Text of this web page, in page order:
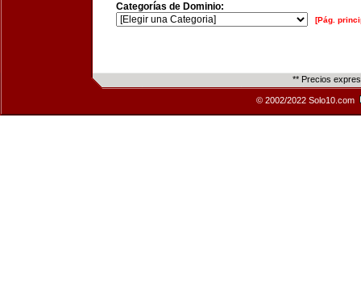
Categorías de Dominio:
[Pág.
** Precios
© 2002/2022 Solo10.com